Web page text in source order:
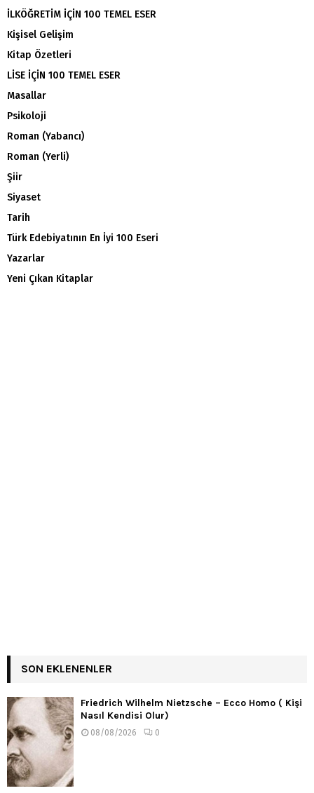
İLKÖĞRETİM İÇİN 100 TEMEL ESER
Kişisel Gelişim
Kitap Özetleri
LİSE İÇİN 100 TEMEL ESER
Masallar
Psikoloji
Roman (Yabancı)
Roman (Yerli)
Şiir
Siyaset
Tarih
Türk Edebiyatının En İyi 100 Eseri
Yazarlar
Yeni Çıkan Kitaplar
SON EKLENENLER
Friedrich Wilhelm Nietzsche – Ecco Homo ( Kişi
Nasıl Kendisi Olur)
08/08/2026 0